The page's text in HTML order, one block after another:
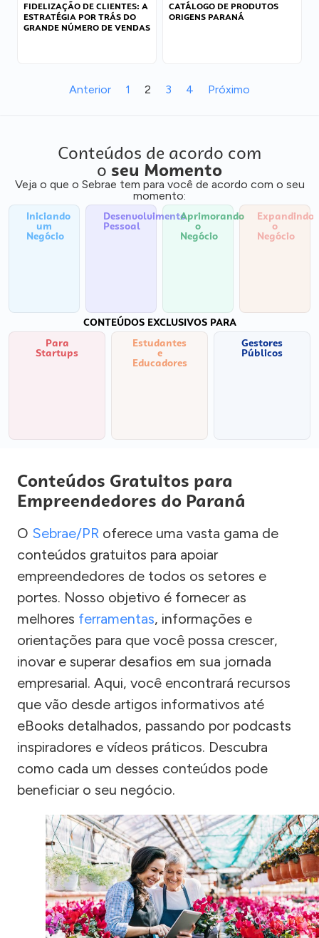
FIDELIZAÇÃO DE CLIENTES: A
ESTRATÉGIA POR TRÁS DO
GRANDE NÚMERO DE VENDAS
CATÁLOGO DE PRODUTOS
ORIGENS PARANÁ
Anterior 1 2 3 4 Próximo
Conteúdos de acordo com
o seu Momento
Veja o que o Sebrae tem para você de acordo com o seu
momento:
Iniciando
um
Negócio
Desenvolvimento
Pessoal
Aprimorando
o
Negócio
Expandindo
o
Negócio
CONTEÚDOS EXCLUSIVOS PARA
Para
Startups
Estudantes
e
Educadores
Gestores
Públicos
Conteúdos Gratuitos para
Empreendedores do Paraná
O Sebrae/PR oferece uma vasta gama de
conteúdos gratuitos para apoiar
empreendedores de todos os setores e
portes. Nosso objetivo é fornecer as
melhores ferramentas, informações e
orientações para que você possa crescer,
inovar e superar desafios em sua jornada
empresarial. Aqui, você encontrará recursos
que vão desde artigos informativos até
eBooks detalhados, passando por podcasts
inspiradores e vídeos práticos. Descubra
como cada um desses conteúdos pode
beneficiar o seu negócio.